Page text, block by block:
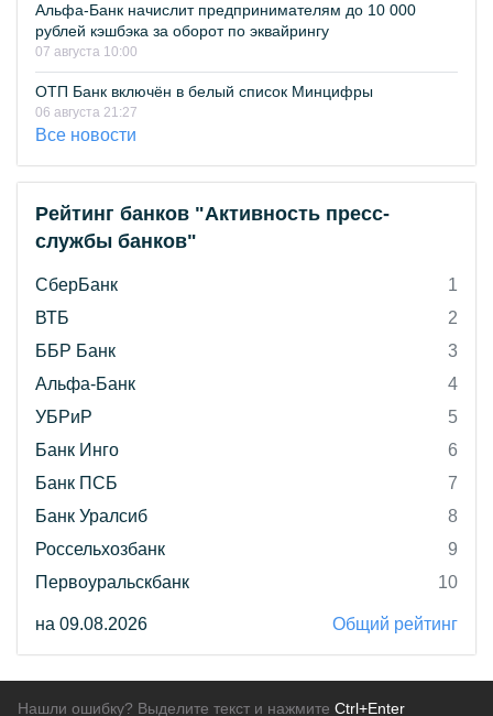
Альфа-Банк начислит предпринимателям до 10 000
рублей кэшбэка за оборот по эквайрингу
07 августа 10:00
ОТП Банк включён в белый список Минцифры
06 августа 21:27
Все новости
Рейтинг банков "Активность пресс-
службы банков"
СберБанк
1
ВТБ
2
ББР Банк
3
Альфа-Банк
4
УБРиР
5
Банк Инго
6
Банк ПСБ
7
Банк Уралсиб
8
Россельхозбанк
9
Первоуральскбанк
10
на 09.08.2026 Общий рейтинг
Нашли ошибку? Выделите текст и нажмите Ctrl+Enter